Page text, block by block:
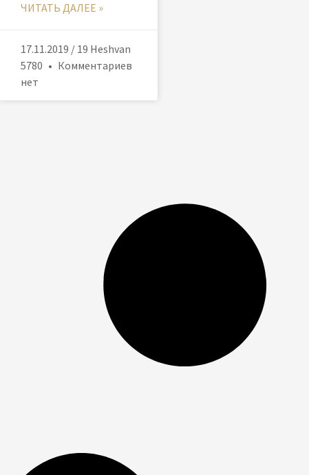
ЧИТАТЬ ДАЛЕЕ »
17.11.2019 / 19 Heshvan
5780
Комментариев
нет